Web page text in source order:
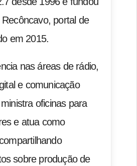
portal de
em 2015.
nas áreas de rádio,
e comunicação
oficinas para
e atua como
sobre produção de